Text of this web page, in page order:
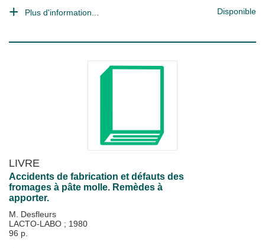
Plus d'information... Disponible
LIVRE
Accidents de fabrication et défauts des
fromages à pâte molle. Remèdes à
apporter.
M. Desfleurs
LACTO-LABO ; 1980
96 p.